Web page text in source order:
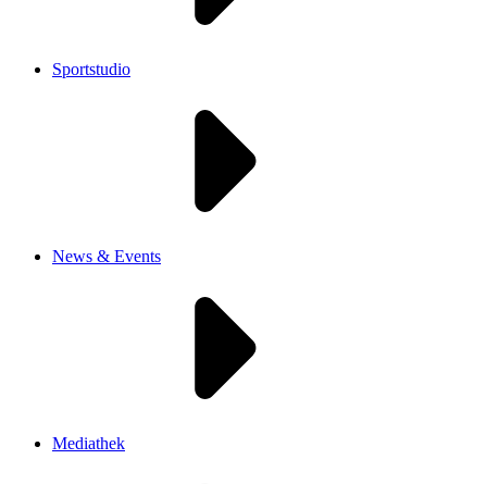
Sportstudio
News & Events
Mediathek